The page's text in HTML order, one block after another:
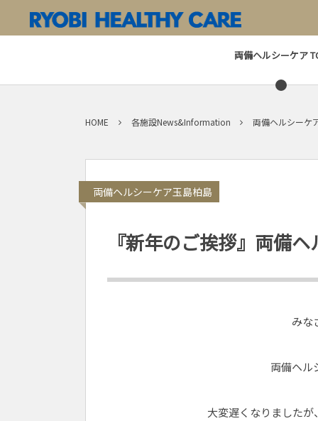
両備ヘルシーケア
HOME 各施設News&Information 両備ヘルシーケ
両備ヘルシーケア玉島柏島
『新年のご挨拶』両備
みな
両備ヘル
大変遅くなりました